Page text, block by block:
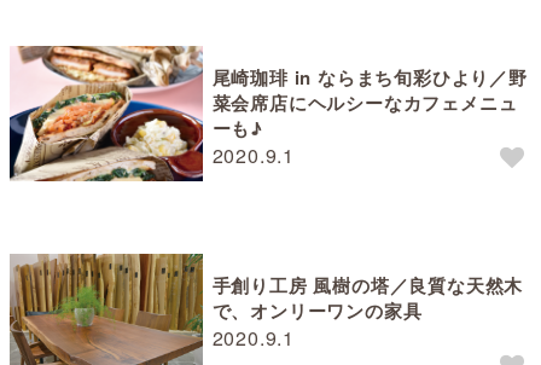
2020.9.1
尾崎珈琲 in ならまち旬彩ひより／野
菜会席店にヘルシーなカフェメニュ
ーも♪
2020.9.1
手創り工房 風樹の塔／良質な天然木
で、オンリーワンの家具